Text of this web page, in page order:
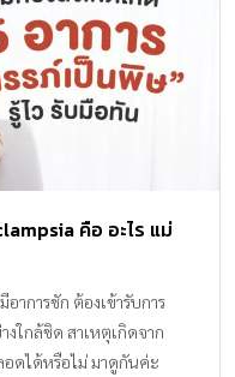
คือ อะไร แม่
าการชัก ต้องเข้ารับการ
งใกล้ชิด สาเหตุเกิดจาก
อดได้หรือไม่ มาดูกันค่ะ